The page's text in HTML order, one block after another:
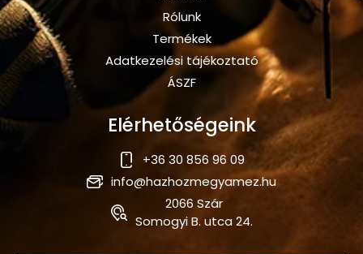
Rólunk
Termékek
Adatkezelési tájékoztató
ÁSZF
Elérhetőségeink
+36 30 856 96 09
info@hazhozmegyamez.hu
2066 Szár
Somogyi B. utca 24.